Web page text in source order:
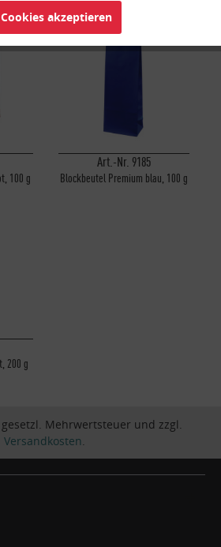
100 g
Art.-Nr. 9185
Blockbeutel Premium blau, 100 g
200 g
Mehrwertsteuer und zzgl.
Versandkosten
Inaktiv
akzeptieren